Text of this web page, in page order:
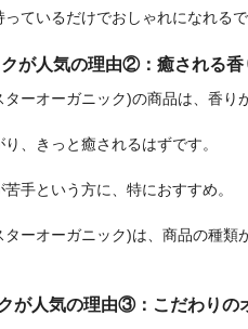
っているだけでおしゃれになれる
が人気の理由②：癒される香
ーオーガニック)の商品は、香り
、きっと癒されるはずです。
手という方に、特におすすめ。
ーオーガニック)は、商品の種
が人気の理由③：こだわりの